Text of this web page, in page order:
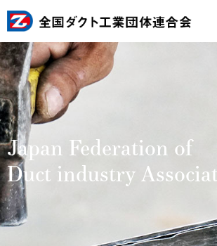
Japan Federation of
Duct industry